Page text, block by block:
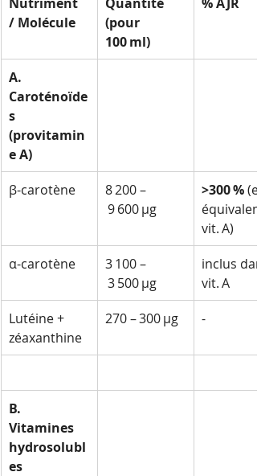
/ Molécule
(pour
100 ml)
A.
Caroténoïde
s
(provitamin
e A)
β-carotène
8 200 –
9 600 µg
>300 %
vit. A)
α-carotène
3 100 –
3 500 µg
inclus
vit. A
Lutéine +
zéaxanthine
270 – 300 µg -
B.
Vitamines
hydrosolubl
es